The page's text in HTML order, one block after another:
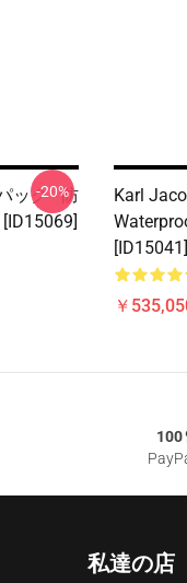
ック - 防
-20%
Karl
[ID15041]
￥
100
私達の店